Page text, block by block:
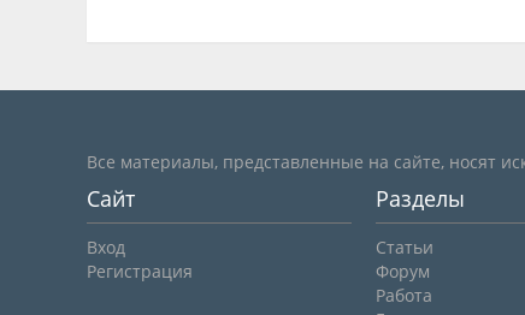
Все материалы, представленные на сайте, носят
Сайт
Вход
Регистрация
Разделы
Статьи
Форум
Работа